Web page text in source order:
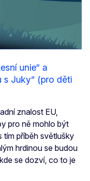
unie“ a
s Juky“ (pro děti
znalost EU,
pro ně mohlo být
tím příběh světlušky
hrdinou se budou
se dozví, co to je